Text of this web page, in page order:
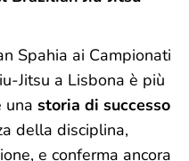
Spahia ai Campionati
Jitsu a Lisbona è più
storia di successo
della disciplina,
e conferma ancora